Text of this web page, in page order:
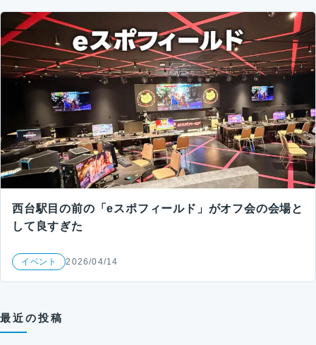
西台駅目の前の「eスポフィールド」がオフ会の会場と
して良すぎた
イベント 2026/04/14
最近の投稿